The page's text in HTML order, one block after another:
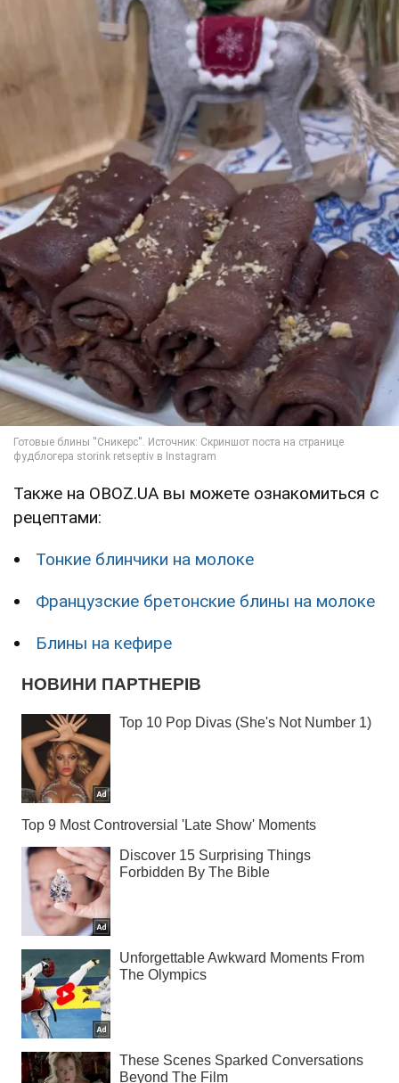
Также на OBOZ.UA вы можете ознакомиться с
рецептами:
Тонкие блинчики на молоке
Французские бретонские блины на молоке
Блины на кефире